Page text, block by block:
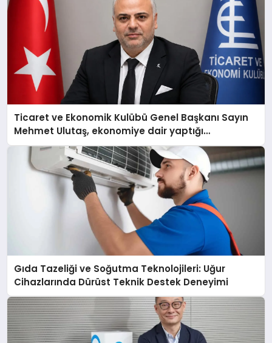
Ticaret ve Ekonomik Kulübü Genel Başkanı Sayın
Mehmet Ulutaş, ekonomiye dair yaptığı
açıklamada şunları kaydetti:
Gıda Tazeliği ve Soğutma Teknolojileri: Uğur
Cihazlarında Dürüst Teknik Destek Deneyimi